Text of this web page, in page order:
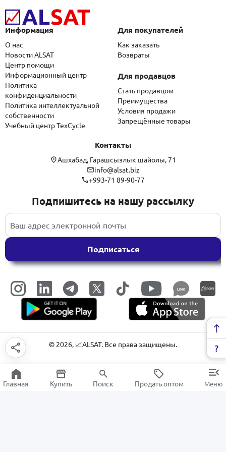
Информация
О нас
Новости ALSAT
Центр помощи
Информационный центр
Политика
конфиденциальности
Политика интеллектуальной
собственности
Учебный центр TexCycle
Для покупателей
Как заказать
Возвраты
Для продавцов
Стать продавцом
Преимущества
Условия продажи
Запрещённые товары
Контакты
Ашхабад, Гарашсызлык шайолы, 71
info@alsat.biz
+993-71 89-90-77
Подпишитесь на нашу рассылку
Подписаться
LINK
© 2026, 📈ALSAT. Все права защищены.
Главная Купить Поиск Продать оптом Меню